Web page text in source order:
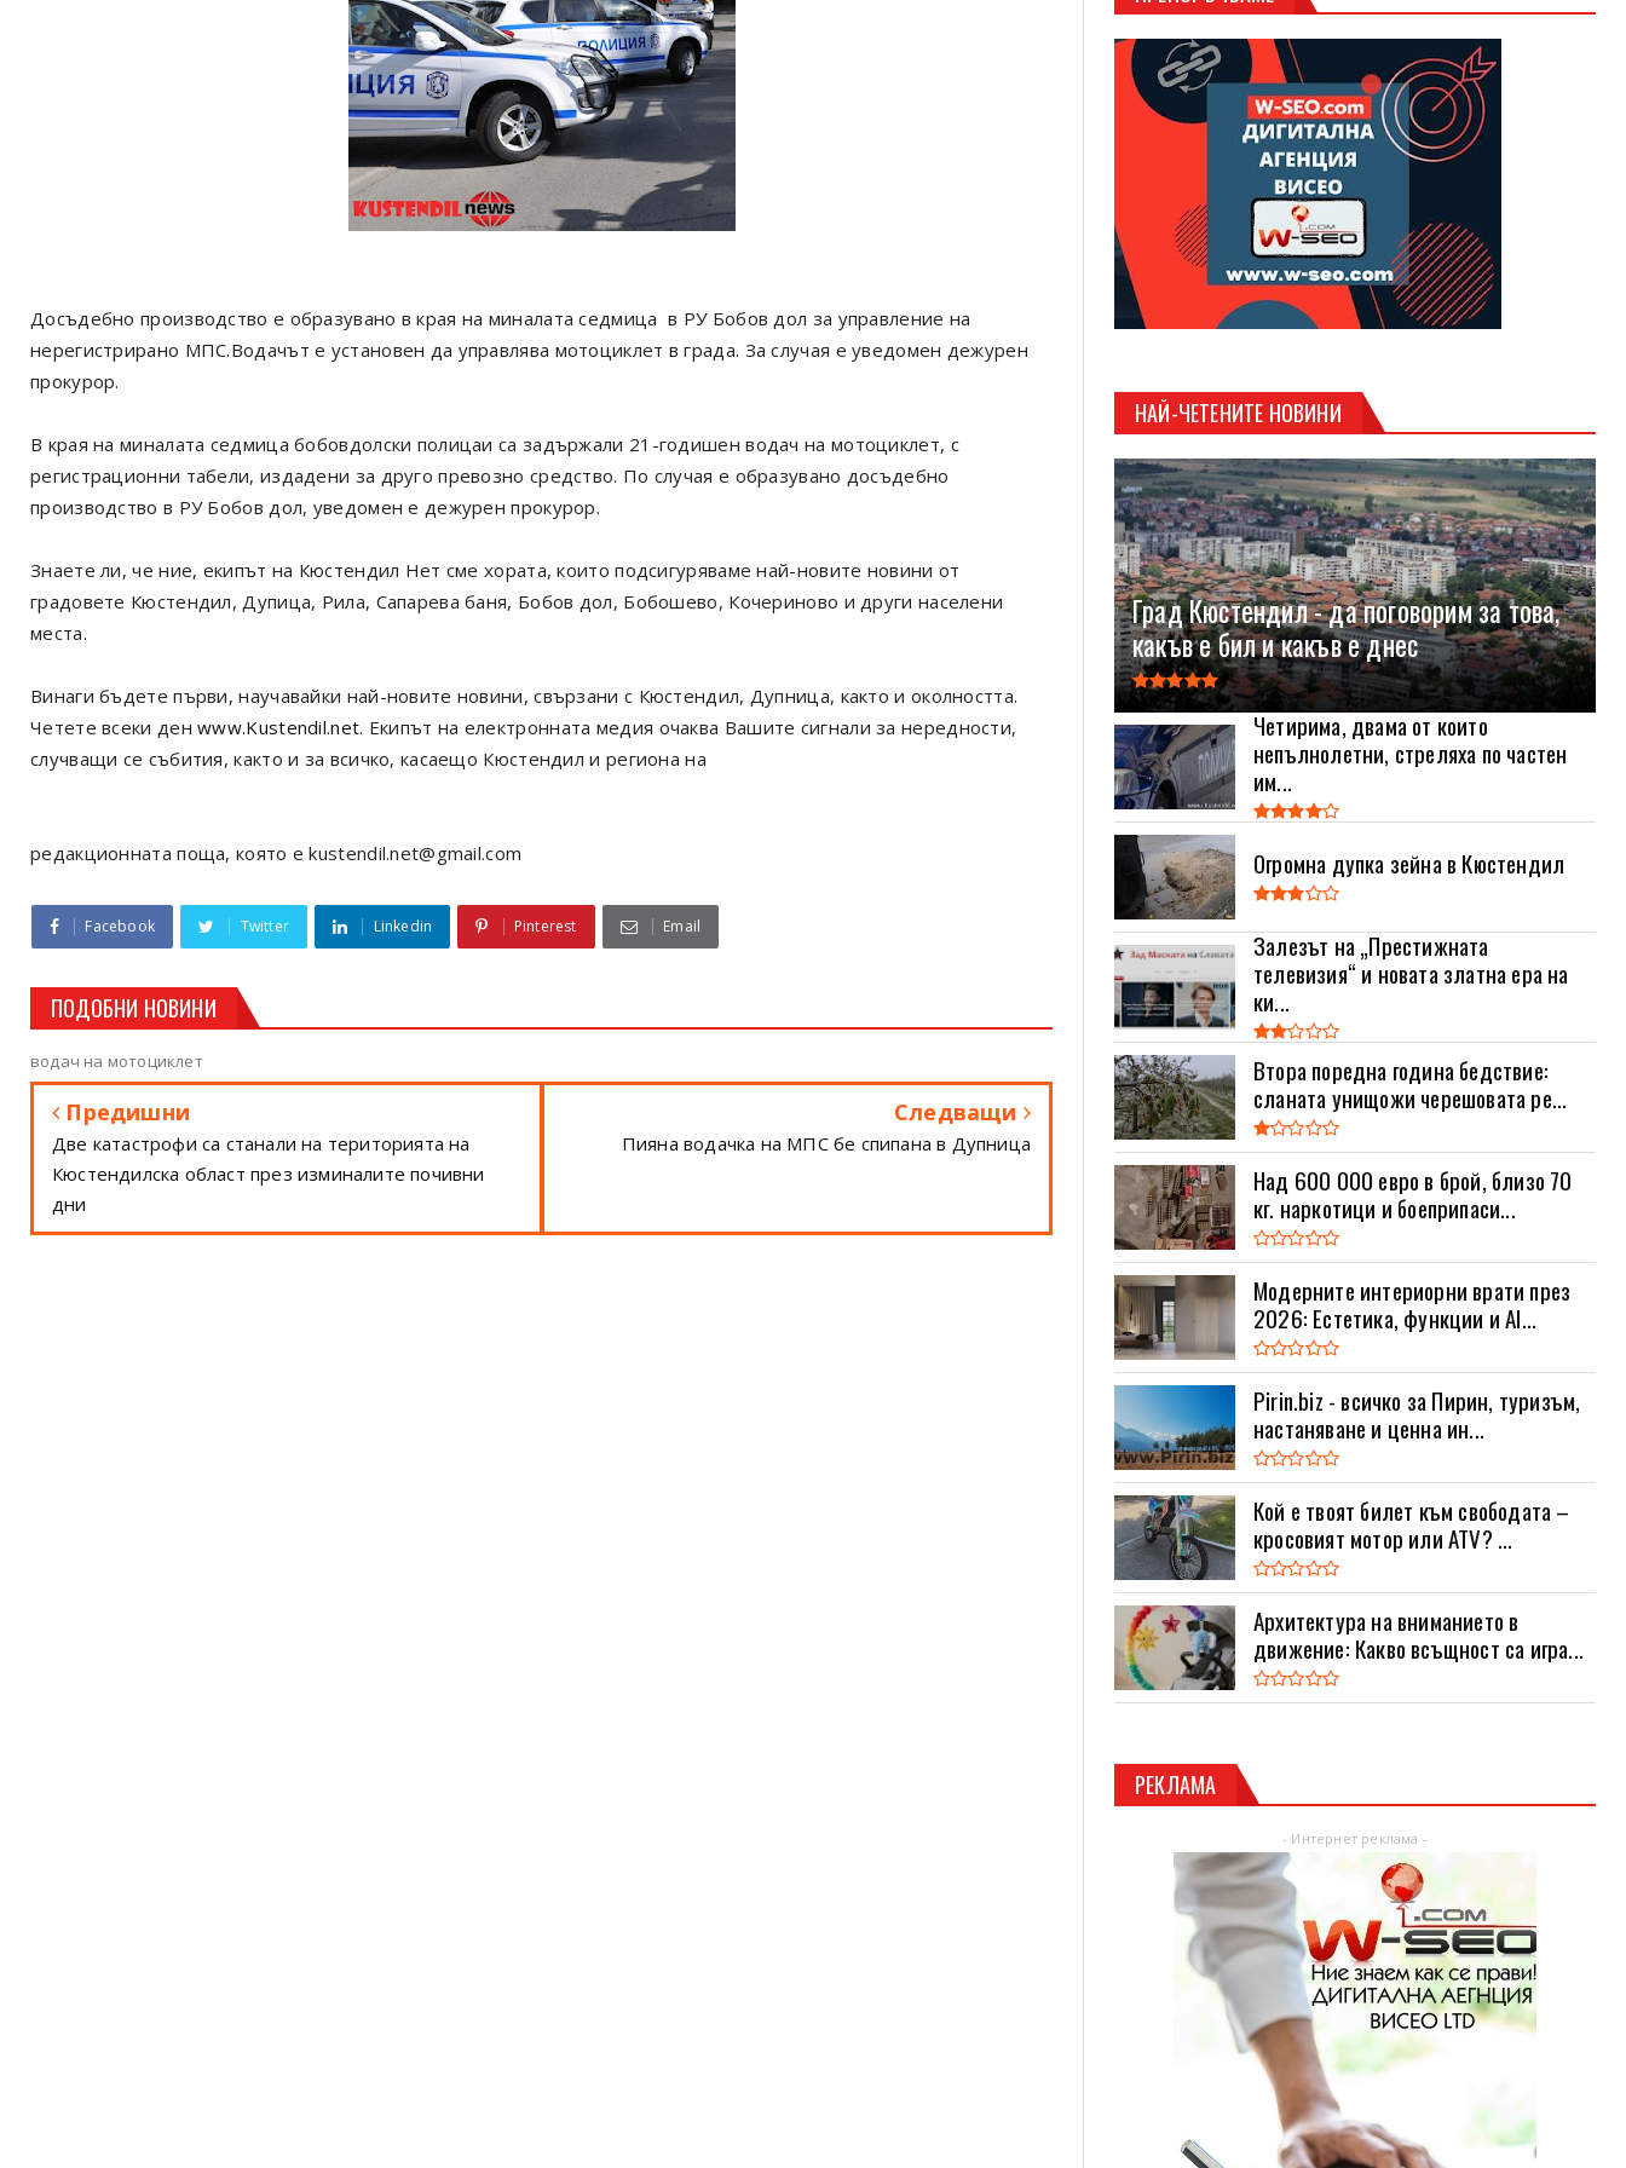
Досъдебно производство е образувано в края на миналата седмица в РУ Бобов дол за управление на
нерегистрирано МПС.Водачът е установен да управлява мотоциклет в града. За случая е уведомен дежурен
прокурор.
В края на миналата седмица бобовдолски полицаи са задържали 21-годишен водач на мотоциклет, с
регистрационни табели, издадени за друго превозно средство. По случая е образувано досъдебно
производство в РУ Бобов дол, уведомен е дежурен прокурор.
Знаете ли, че ние, екипът на Кюстендил Нет сме хората, които подсигуряваме най-новите новини от
градовете Кюстендил, Дупица, Рила, Сапарева баня, Бобов дол, Бобошево, Кочериново и други населени
места.
Винаги бъдете първи, научавайки най-новите новини, свързани с Кюстендил, Дупница, както и околността.
Четете всеки денwww.Kustendil.net. Екипът на електронната медия очаква Вашите сигнали за нередности,
случващи се събития, както и за всичко, касаещо Кюстендил и региона на
редакционната поща, която е kustendil.net@gmail.com
Facebook Twitter Linkedin Pinterest Email
ПОДОБНИ НОВИНИ
водач на мотоциклет
Предишни
Две катастрофи са станали на територията на
Кюстендилска област през изминалите почивни
дни
Следващи
Пияна водачка на МПС бе спипана в Дупница
НАЙ-ЧЕТЕНИТЕ НОВИНИ
Град Кюстендил - да поговорим за това,
какъв е бил и какъв е днес
Четирима, двама от които
непълнолетни, стреляха по частен
им...
Огромна дупка зейна в Кюстендил
Залезът на „Престижната
телевизия“ и новата златна ера на
ки...
Втора поредна година бедствие:
сланата унищожи черешовата ре...
Над 600 000 евро в брой, близо 70
кг. наркотици и боеприпаси...
Модерните интериорни врати през
2026: Естетика, функции и AI...
Pirin.biz - всичко за Пирин, туризъм,
настаняване и ценна ин...
Кой е твоят билет към свободата –
кросовият мотор или ATV? ...
Архитектура на вниманието в
движение: Какво всъщност са игра...
РЕКЛАМА
- Интернет реклама -